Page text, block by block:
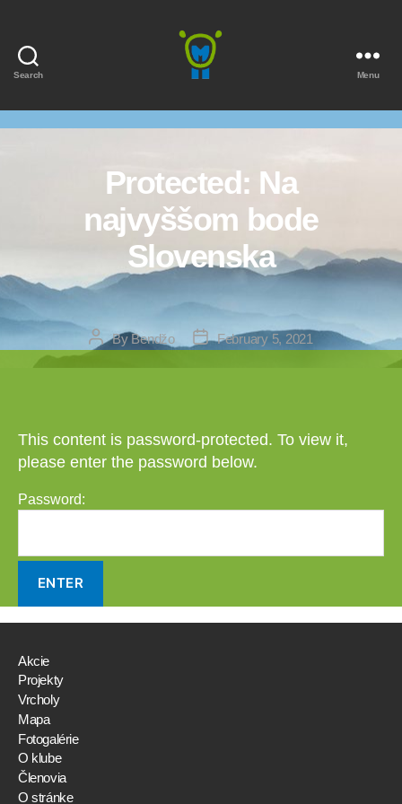
Search Menu
Protected: Na
najvyššom bode
Slovenska
Post
author
By Bendžo
PostFebruary 5, 2021
This content is password-protected. To view it,
please enter the password below.
Password:
Akcie
Projekty
Vrcholy
Mapa
Fotogalérie
O klube
Členovia
O stránke